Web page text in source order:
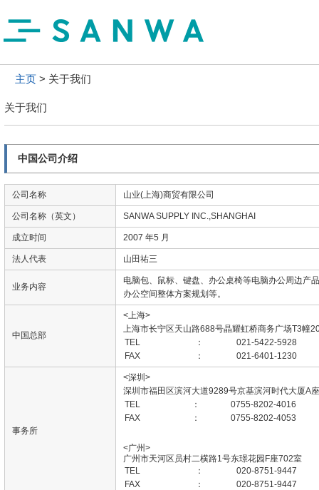
主页 关于我们
关于我们
中国公司介绍
公司名称 山业(上海)商贸有限公司
公司名称（英文） SANWA SUPPLY INC.,SHANGHAI
成立时间 2007 年5 月
法人代表 山田祐三
业务内容
电脑包、鼠标、键盘、办公桌椅等电脑办公周边产
办公空间整体方案规划等。
中国总部
<上海>
上海市长宁区天山路688号晶耀虹桥商务广场T3幢
TEL
：
021-5422-5928
FAX
： 021-6401-1230
事务所
<深圳>
深圳市福田区滨河大道9289号京基滨河时代大厦A
TEL
：
0755-8202-4016
FAX
： 0755-8202-4053
<广州>
广州市天河区员村二横路1号东璟花园F座702室
TEL
：
020-8751-9447
FAX
： 020-8751-9447